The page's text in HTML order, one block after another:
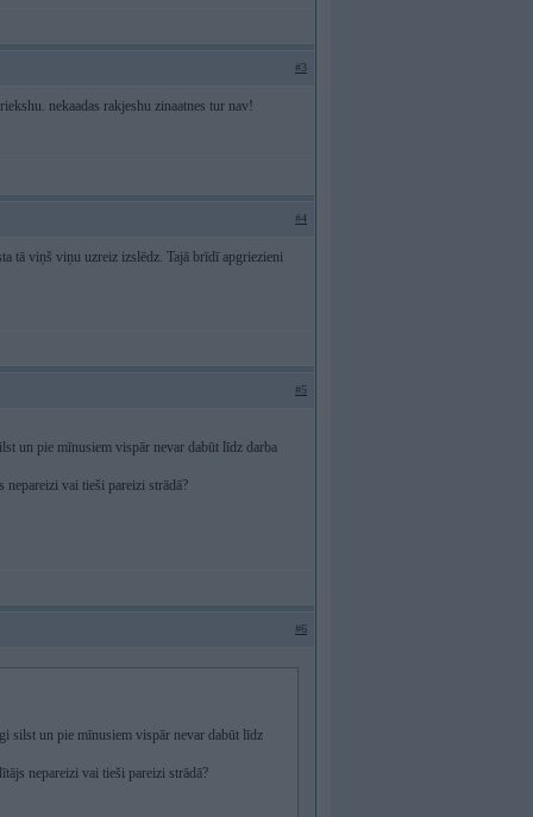
#3
nekaadas rakjeshu zinaatnes tur nav!
#4
tā viņš viņu uzreiz izslēdz. Tajā brīdī apgriezieni
#5
un pie mīnusiem vispār nevar dabūt līdz darba
vai tieši pareizi strādā?
#6
silst un pie mīnusiem vispār nevar dabūt līdz
nepareizi vai tieši pareizi strādā?